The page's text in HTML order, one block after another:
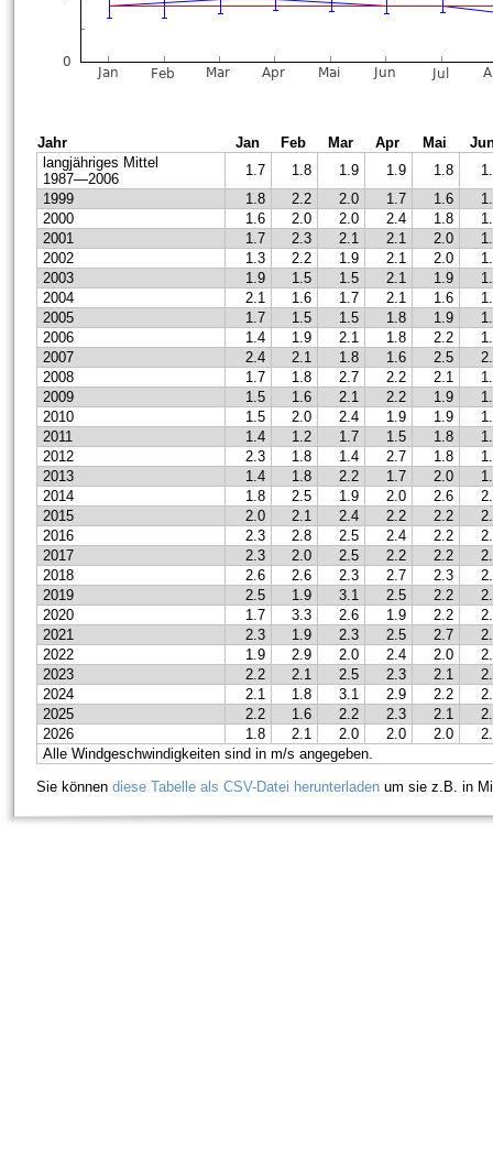
Jahr Jan Feb Mar Apr Mai
langjähriges Mittel
1987—2006
1.7 1.8 1.9 1.9 1.8
1999
1.8 2.2 2.0 1.7 1.6
2000
1.6 2.0 2.0 2.4 1.8
2001
1.7 2.3 2.1 2.1 2.0
2002
1.3 2.2 1.9 2.1 2.0
2003
1.9 1.5 1.5 2.1 1.9
2004
2.1 1.6 1.7 2.1 1.6
2005
1.7 1.5 1.5 1.8 1.9
2006
1.4 1.9 2.1 1.8 2.2
2007
2.4 2.1 1.8 1.6 2.5
2008
1.7 1.8 2.7 2.2 2.1
2009
1.5 1.6 2.1 2.2 1.9
2010
1.5 2.0 2.4 1.9 1.9
2011
1.4 1.2 1.7 1.5 1.8
2012
2.3 1.8 1.4 2.7 1.8
2013
1.4 1.8 2.2 1.7 2.0
2014
1.8 2.5 1.9 2.0 2.6
2015
2.0 2.1 2.4 2.2 2.2
2016
2.3 2.8 2.5 2.4 2.2
2017
2.3 2.0 2.5 2.2 2.2
2018
2.6 2.6 2.3 2.7 2.3
2019
2.5 1.9 3.1 2.5 2.2
2020
1.7 3.3 2.6 1.9 2.2
2021
2.3 1.9 2.3 2.5 2.7
2022
1.9 2.9 2.0 2.4 2.0
2023
2.2 2.1 2.5 2.3 2.1
2024
2.1 1.8 3.1 2.9 2.2
2025
2.2 1.6 2.2 2.3 2.1
2026
1.8 2.1 2.0 2.0 2.0
Alle Windgeschwindigkeiten sind in m/s angegeben.
Sie können diese Tabelle als CSV-Datei herunterladen um sie z.B. in